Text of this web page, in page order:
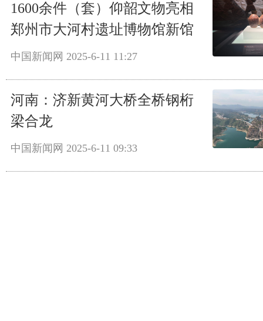
1600余件（套）仰韶文物亮相
郑州市大河村遗址博物馆新馆
中国新闻网 2025-6-11 11:27
河南：济新黄河大桥全桥钢桁
梁合龙
中国新闻网 2025-6-11 09:33